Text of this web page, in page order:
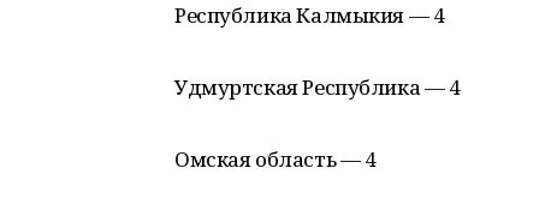
Республика Калмыкия — 4
Удмуртская Республика — 4
Омская область — 4